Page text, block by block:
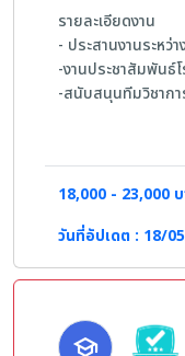
รายละเอียดงาน
- ประสานงานระห
-งานประชาสัมพันธ์โ
-สนับสนุนทีมวิชากา
คุณสมบัติผู้สมัคร
- จบการศึกษาระดั
- สามารถใช้ภาษาอั
TOEIC 700 ขึ้นไป)
- สามารถทำงานแ
18,000 - 23,000
วันที่อัปเดต : 18/